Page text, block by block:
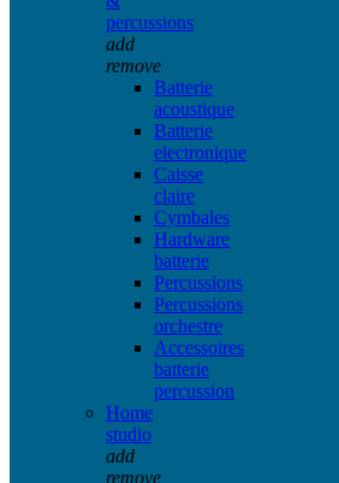
percussions
add
remove
Batterie
acoustique
Batterie
electronique
Caisse
claire
Cymbales
Hardware
batterie
Percussions
Percussions
orchestre
Accessoires
batterie
percussion
Home
studio
add
remove